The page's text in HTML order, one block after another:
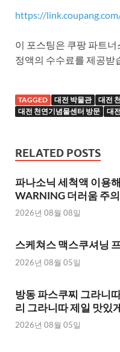
https://
이 포스팅은 쿠팡 파트
정액의 수수료를 제공받
TAGGED 대전 박물관
대전
대전 천연기념물센터 방문
대
RELATED POSTS
파나소닉 세척액 이용
WARNING 더러움 주
2026년 08월 08일
스케쳐스 맥스쿠셔닝
2026년 08월 05일
방동 파스쿠찌 그라니
리 그라니따 제일 맛있
2026년 08월 05일